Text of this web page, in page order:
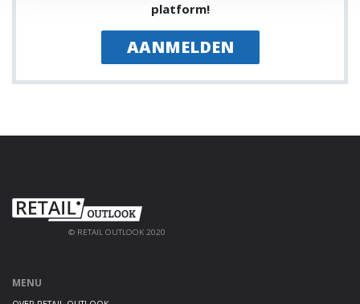
platform!
AANMELDEN
© RETAIL OUTLOOK 2020
MENU